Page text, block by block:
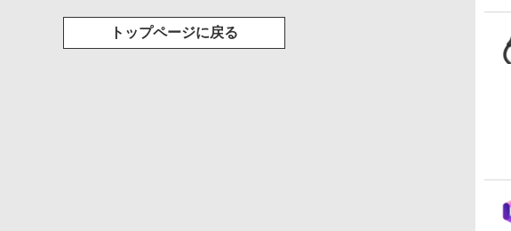
トップページに戻る